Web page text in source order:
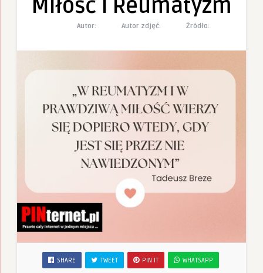
Miłość i Reumatyzm
Autor: Autor zdjęć: Żródło:
SHARE TWEET PIN IT WHATSAPP